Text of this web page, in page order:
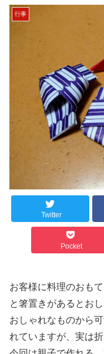
行事
Twitter
Pocket
お客様に料理のおも
と箸置きがあるとおし
おしゃれなものから
れていますが、実は